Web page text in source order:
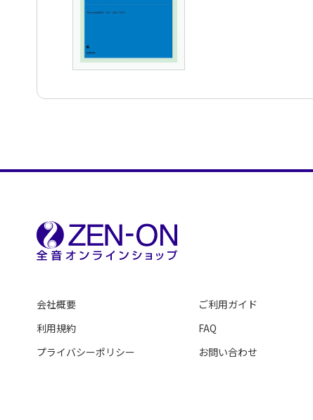
会社概要
利用規約
プライバシーポリシー
ご利用ガイド
FAQ
お問い合わせ